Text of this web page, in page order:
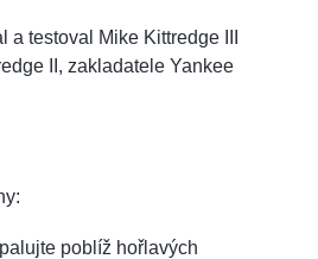
a testoval Mike Kittredge III
II, zakladatele Yankee
poblíž hořlavých